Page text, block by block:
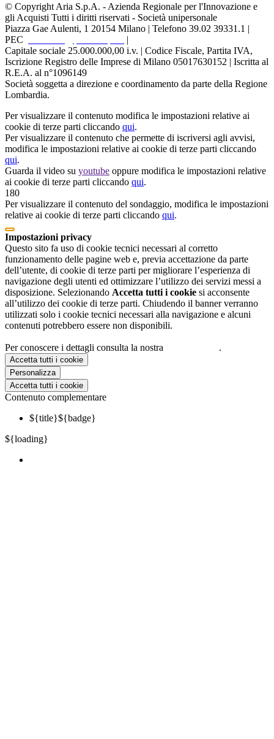
© Copyright Aria S.p.A. - Azienda Regionale per l'Innovazione e
gli Acquisti Tutti i diritti riservati - Società unipersonale
Piazza Gae Aulenti, 1 20154 Milano | Telefono 39.02 39331.1 |
PEC
|
Capitale sociale 25.000.000,00 i.v. | Codice Fiscale, Partita IVA,
Iscrizione Registro delle Imprese di Milano 05017630152 | Iscritta al
R.E.A. al n°1096149
Società soggetta a direzione e coordinamento da parte della Regione
Lombardia.
Per visualizzare il contenuto modifica le impostazioni relative ai
cookie di terze parti cliccando qui.
Per visualizzare il contenuto che permette di iscriversi agli avvisi,
modifica le impostazioni relative ai cookie di terze parti cliccando
qui.
Guarda il video su youtube oppure modifica le impostazioni relative
ai cookie di terze parti cliccando qui.
180
Per visualizzare il contenuto del sondaggio, modifica le impostazioni
relative ai cookie di terze parti cliccando qui.
Impostazioni privacy
Questo sito fa uso di cookie tecnici necessari al corretto
funzionamento delle pagine web e, previa accettazione da parte
dell’utente, di cookie di terze parti per migliorare l’esperienza di
navigazione degli utenti ed ottimizzare l’utilizzo dei servizi messi a
disposizione. Selezionando Accetta tutti i cookie si acconsente
all’utilizzo dei cookie di terze parti. Chiudendo il banner verranno
utilizzati solo i cookie tecnici necessari alla navigazione e alcuni
contenuti potrebbero essere non disponibili.
Per conoscere i dettagli consulta la nostra .
Accetta tutti i cookie
Personalizza
Accetta tutti i cookie
Contenuto complementare
${title}${badge}
${loading}